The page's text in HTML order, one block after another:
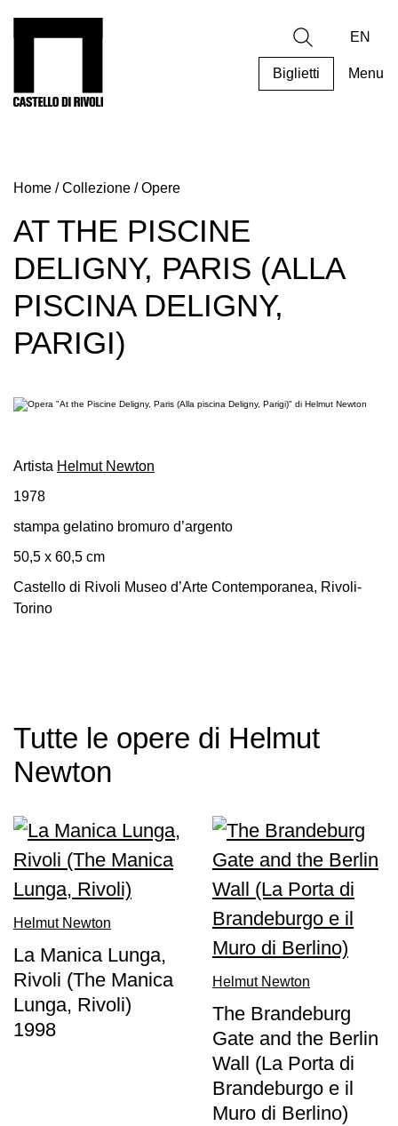
Ricerca EN
Biglietti Menu
Eventi
Archivi
del
Museo
Cosmo
Digitale
Collezione
Educazione
News
Formazione
Ricerca
Famiglie
Summer
School
Speciali
sedi
Edificio
Castello
Home /Collezione /Opere
AT THE PISCINE
DELIGNY, PARIS (ALLA
PISCINA DELIGNY,
PARIGI)
Artista Helmut Newton
1978
stampa gelatino bromuro d’argento
50,5 x 60,5 cm
Castello di Rivoli Museo d’Arte Contemporanea, Rivoli-
Torino
Tutte le opere di Helmut
Newton
Helmut Newton
La Manica Lunga,
Rivoli (The Manica
Lunga, Rivoli)
1998
Helmut Newton
The Brandeburg
Gate and the Berlin
Wall (La Porta di
Brandeburgo e il
Muro di Berlino)